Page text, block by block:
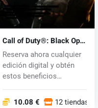
Call of Duty®: Black Ops
6 (PC) key
Reserva ahora cualquier
edición digital y obtén
estos beneficios
10.08 € 12 tiendas